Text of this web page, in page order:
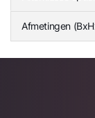
Afmetingen